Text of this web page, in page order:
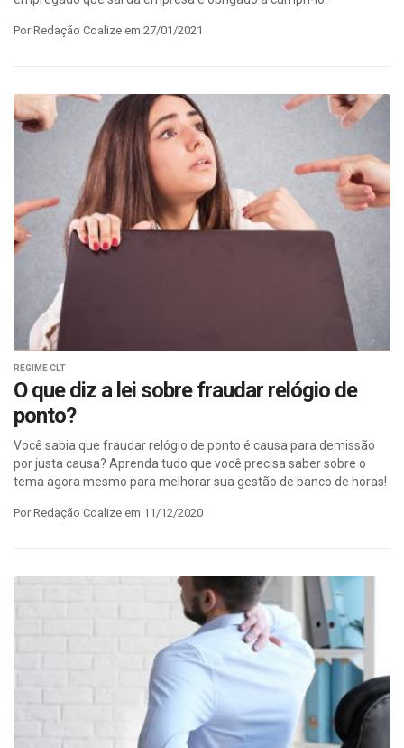
Por Redação Coalize em 27/01/2021
REGIME CLT
O que diz a lei sobre fraudar relógio de
ponto?
Você sabia que fraudar relógio de ponto é causa para demissão
por justa causa? Aprenda tudo que você precisa saber sobre o
tema agora mesmo para melhorar sua gestão de banco de horas!
Por Redação Coalize em 11/12/2020